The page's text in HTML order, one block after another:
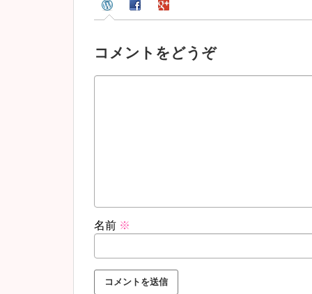
コメントをどうぞ
名前 ※